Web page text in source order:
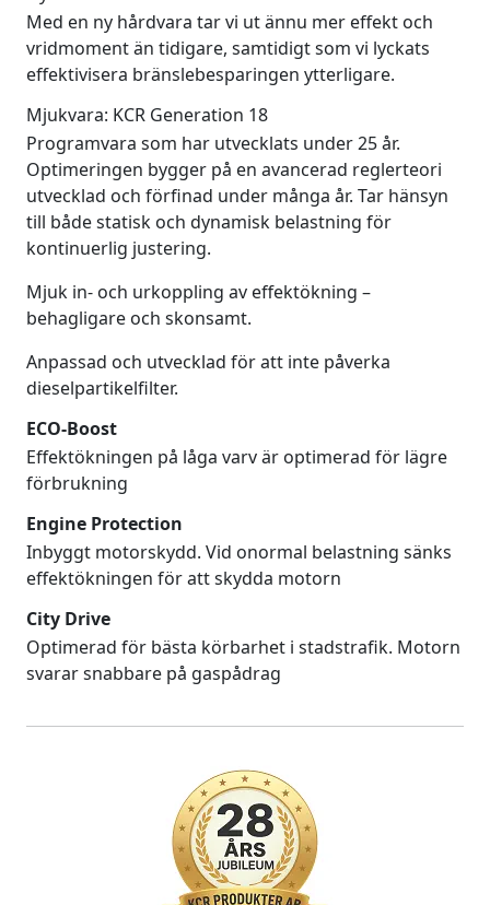
Med en ny hårdvara tar vi ut ännu mer effekt och
vridmoment än tidigare, samtidigt som vi lyckats
effektivisera bränslebesparingen ytterligare.
Mjukvara: KCR Generation 18
Programvara som har utvecklats under 25 år.
Optimeringen bygger på en avancerad reglerteori
utvecklad och förfinad under många år. Tar hänsyn
till både statisk och dynamisk belastning för
kontinuerlig justering.
Mjuk in- och urkoppling av effektökning –
behagligare och skonsamt.
Anpassad och utvecklad för att inte påverka
dieselpartikelfilter.
ECO-Boost
Effektökningen på låga varv är optimerad för lägre
förbrukning
Engine Protection
Inbyggt motorskydd. Vid onormal belastning sänks
effektökningen för att skydda motorn
City Drive
Optimerad för bästa körbarhet i stadstrafik. Motorn
svarar snabbare på gaspådrag